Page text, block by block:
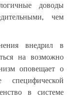
доводы
чем
внедрил в
на возможно
оповещает о
специфической
в системе